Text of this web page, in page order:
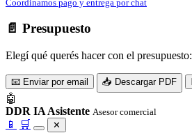
Coordinamos pago y entrega por chat
📄 Presupuesto
Elegí qué querés hacer con el presupuesto:
📧 Enviar por email 📥 Descargar PDF
🤖
DDR IA Asistente Asesor comercial
📱 🛒 ✕